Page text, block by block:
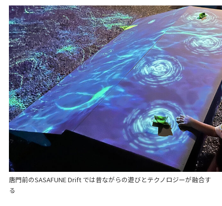
唐門前のSASAFUNE Drift では昔ながらの遊びとテクノロジーが融合す
る